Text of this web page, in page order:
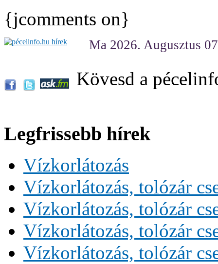
{jcomments on}
Ma 2026. Augusztus
Kövesd a
Legfrissebb hírek
Vízkorlátozás
Vízkorlátozás, tolózár
Vízkorlátozás, tolózár
Vízkorlátozás, tolózár
Vízkorlátozás, tolózár